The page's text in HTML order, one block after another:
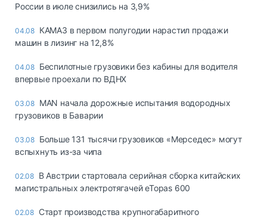
России в июле снизились на 3,9%
04.08 КАМАЗ в первом полугодии нарастил продажи
машин в лизинг на 12,8%
04.08 Беспилотные грузовики без кабины для водителя
впервые проехали по ВДНХ
03.08 MAN начала дорожные испытания водородных
грузовиков в Баварии
03.08 Больше 131 тысячи грузовиков «Мерседес» могут
вспыхнуть из-за чипа
02.08 В Австрии стартовала серийная сборка китайских
магистральных электротягачей eTopas 600
02.08 Старт производства крупногабаритного